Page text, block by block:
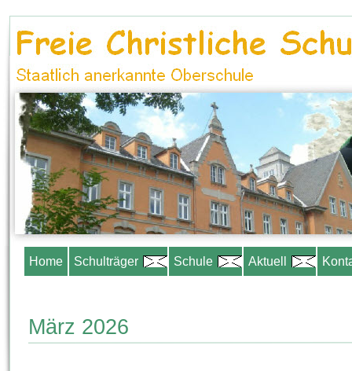
Home Schulträger Schule Aktuell
März 2026